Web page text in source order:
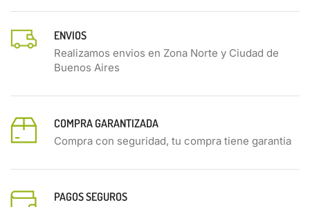
ENVIOS
Realizamos envios en Zona Norte y Ciudad de
Buenos Aires
COMPRA GARANTIZADA
Compra con seguridad, tu compra tiene garantia
PAGOS SEGUROS